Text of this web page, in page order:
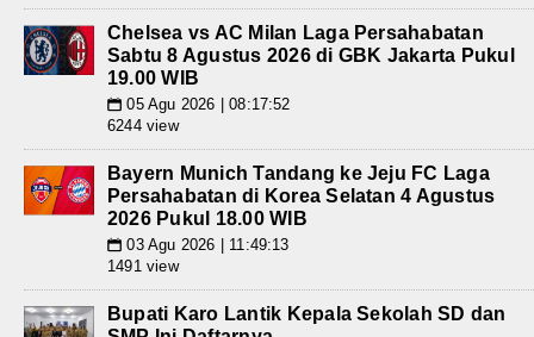
Chelsea vs AC Milan Laga Persahabatan
Sabtu 8 Agustus 2026 di GBK Jakarta Pukul
19.00 WIB
📅 05 Agu 2026 | 08:17:52
6244 view
Bayern Munich Tandang ke Jeju FC Laga
Persahabatan di Korea Selatan 4 Agustus
2026 Pukul 18.00 WIB
📅 03 Agu 2026 | 11:49:13
1491 view
Bupati Karo Lantik Kepala Sekolah SD dan